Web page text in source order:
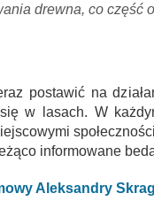
drewna, co część
postawić na
w lasach. W
informowane
Aleksandry